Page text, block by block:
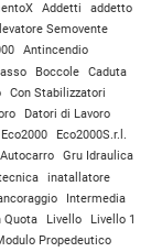
Addetti
addetto
Semovente
Antincendio
Boccole
Caduta
Con Stabilizzatori
Datori di Lavoro
Eco2000
Eco2000S.r.l.
Gru Idraulica
inatallatore
Intermedia
Quota Livello
Livello 1
Propedeutico